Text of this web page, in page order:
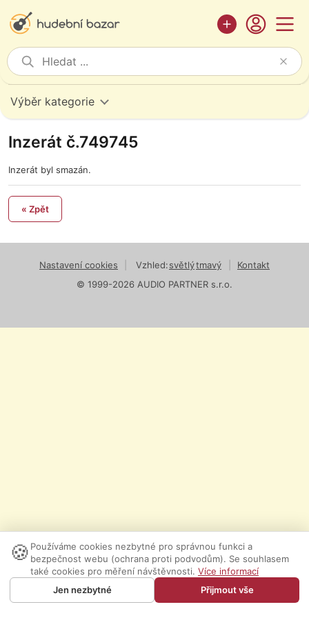
Výběr kategorie
Inzerát č.749745
Inzerát byl smazán.
« Zpět
Nastavení cookies Vzhled:světlýtmavý
Kontakt
© 1999-2026 AUDIO PARTNER s.r.o.
🍪 Používáme cookies nezbytné pro správnou funkci a
bezpečnost webu (ochrana proti podvodům). Se souhlasem
také cookies pro měření návštěvnosti. Více informací
Jen nezbytné
Přijmout vše